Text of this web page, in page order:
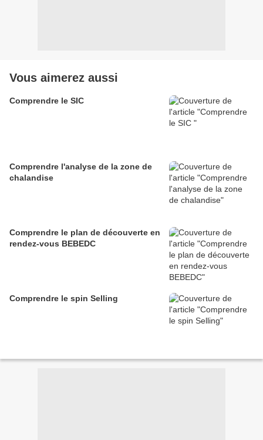
Vous aimerez aussi
Comprendre le SIC
Comprendre l'analyse de la zone de
chalandise
Comprendre le plan de découverte en
rendez-vous BEBEDC
Comprendre le spin Selling